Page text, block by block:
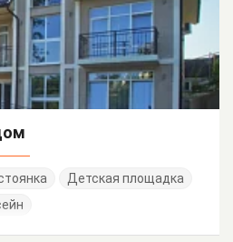
Детская площадка